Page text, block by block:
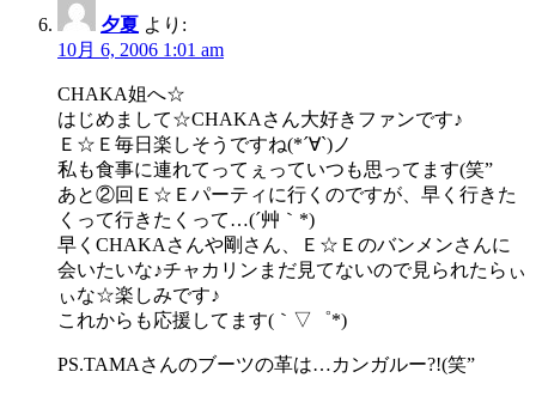
夕夏 より:
10月 6, 2006 1:01 am
CHAKA姐へ☆
はじめまして☆CHAKAさん大好きファンです♪
Ｅ☆Ｅ毎日楽しそうですね(*´∀`)ノ
私も食事に連れてってぇっていつも思ってます(笑”
あと②回Ｅ☆Ｅパーティに行くのですが、早く行きた
くって行きたくって…(´艸｀*)
早くCHAKAさんや剛さん、Ｅ☆Ｅのバンメンさんに
会いたいな♪チャカリンまだ見てないので見られたらぃ
ぃな☆楽しみです♪
これからも応援してます(｀▽゜*)
PS.TAMAさんのブーツの革は…カンガルー?!(笑”